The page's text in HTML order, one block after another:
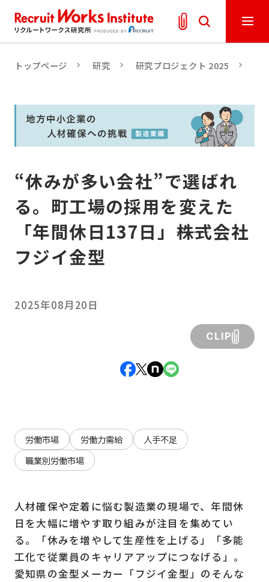
トップページ 研究 研究プロジェクト 2025
“休みが多い会社”で選ばれ
る。町工場の採用を変えた
「年間休日137日」――株式会社
フジイ金型
2025年08月20日
CLIP
労働市場 労働力需給
人手不足
職業別労働市場
人材確保や定着に悩む製造業の現場で、年間休
日を大幅に増やす取り組みが注目を集めてい
る。「休みを増やして生産性を上げる」「多能
工化で従業員のキャリアアップにつなげる」。
愛知県の金型メーカー「フジイ金型」のそんな